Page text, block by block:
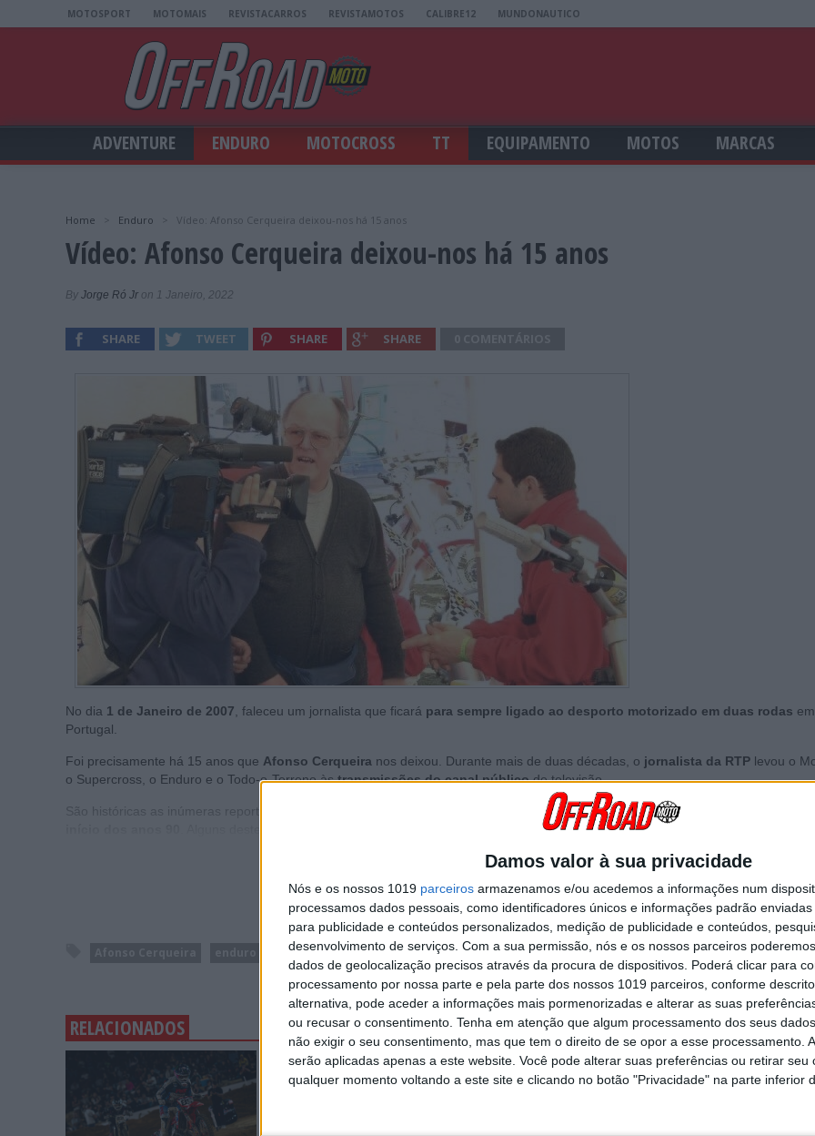
Damos valor à sua privacidade
Nós e os nossos 1019 parceiros armazenamos e/ou acedemos a informações num
processamos dados pessoais, como identificadores únicos e informações padrão
para publicidade e conteúdos personalizados, medição de publicidade e conteúdos,
desenvolvimento de serviços. Com a sua permissão, nós e os nossos parceiros
dados de geolocalização precisos através da procura de dispositivos. Poderá clicar para
processamento por nossa parte e pela parte dos nossos 1019 parceiros, conforme
alternativa, pode aceder a informações mais pormenorizadas e alterar as suas
ou recusar o consentimento. Tenha em atenção que algum processamento dos seus
não exigir o seu consentimento, mas que tem o direito de se opor a esse processamento.
serão aplicadas apenas a este website. Você pode alterar suas preferências ou retirar seu
qualquer momento voltando a este site e clicando no botão "Privacidade" na parte inferior
MOTOSPORT MOTOMAIS REVISTACARROS REVISTAMOTOS CALIBRE12 MUNDONAUTICO
ADVENTURE ENDURO MOTOCROSS TT EQUIPAMENTO MOTOS MARCAS
Home Enduro Vídeo: Afonso Cerqueira deixou-nos há 15 anos
Vídeo: Afonso Cerqueira deixou-nos há 15 anos
By Jorge Ró Jr on 1 Janeiro, 2022
SHARE TWEET SHARE SHARE
No dia 1 de Janeiro de 2007 , faleceu um jornalista que ficará para sempre ligado ao desporto motorizado em duas rodas em
Portugal.
Foi precisamente há 15 anos que Afonso Cerqueira nos deixou. Durante mais de duas décadas, o jornalista da RTP levou o
o Supercross, o Enduro e o Todo-o-Terreno àstransmissões do canal públicode televisão.
São históricas as inúmeras reportagens apresentadas no transmitido pelaRTP2durante o final dos
. Alguns destes trabalhos podem ainda ser vistos pontualmente no canal RTP Memória.
Jornalista Motocross Rádio Televisão Portuguesa RTP Supercross
RELACIONADOS
MXGP: HERLINGS IMPARÁVEL
NA AREIA DE LOMMEL; VITÓRIA